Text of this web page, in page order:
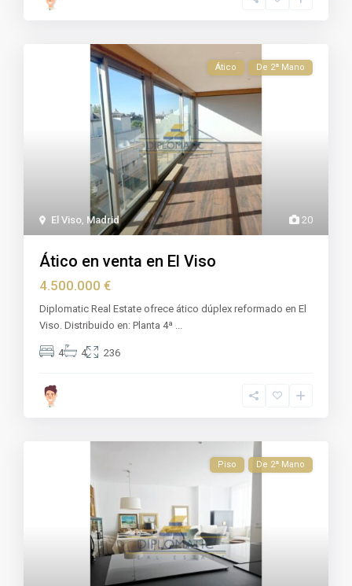
20
El Viso Madrid
Ático De 2ª Mano
Ático en venta en El Viso
4.500.000 €
Diplomatic Real Estate ofrece ático dúplex reformado en El
Viso. Distribuido en: Planta 4ª
4 4 236
Piso De 2ª Mano